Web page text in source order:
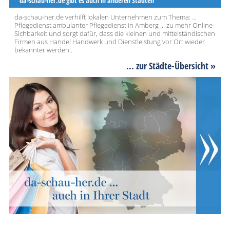
da-schau-her.de verhilft lokalen Unternehmen zum Thema: ...
Pflegedienst ambulanter Pflegedienst in Amberg ... zu mehr Online-
Sichbarkeit und sorgt dafür, dass die kleinen und mittelständischen
Firmen aus Handel Handwerk und Dienstleistung vor Ort wieder
bekannter werden..
... zur Städte-Übersicht »